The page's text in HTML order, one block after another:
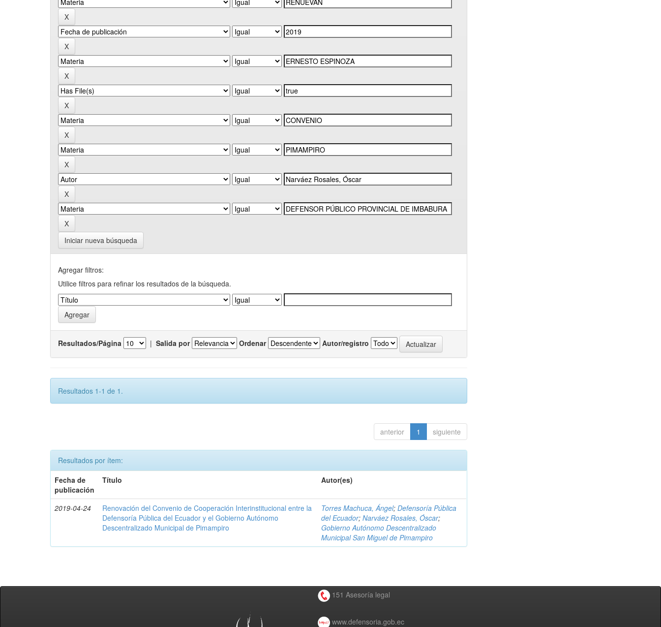
Iniciar nueva búsqueda
Agregar filtros:
Utilice filtros para refinar los resultados de la búsqueda.
Resultados/Página | Salida por Ordenar Autor/registro
Resultados 1-1 de 1.
anterior 1 siguiente
Resultados por ítem:
Fecha de
publicación
Título Autor(es)
2019-04-24
Renovación del Convenio de Cooperación Interinstitucional entre la
Defensoría Pública del Ecuador y el Gobierno Autónomo
Descentralizado Municipal de Pimampiro
Torres Machuca, Ángel;Defensoría Pública
del Ecuador;Narváez Rosales, Óscar;
Gobierno Autónomo Descentralizado
Municipal San Miguel de Pimampiro
151 Asesoría legal
www.defensoria.gob.ec